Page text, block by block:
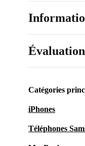
Catégories
iPhones
Téléphones